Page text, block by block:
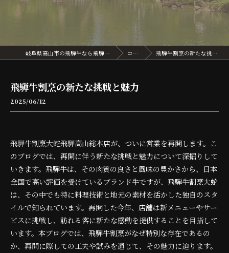
岐阜県高山市の飛騨牛なら飛騨牛割烹 大蛇 コラム 飛騨牛割烹の新たな挑戦と魅力
飛騨牛割烹の新たな挑戦と魅力
2025/06/12
飛騨牛割烹大蛇飛騨高山総本店が、ついに営業を再開します。こ
のブログでは、再開に伴う新たな挑戦と魅力について深掘りして
いきます。飛騨牛は、その肉質の良さと風味の豊かさから、日本
全国で高い評価を受けているブランド牛ですが、飛騨牛割烹大蛇
は、その中でも特に料理技術と地元の素材を活かした独自のスタ
イルで知られています。再開した今年、店舗は新メニューやサー
ビスに挑戦し、訪れる客に新たな感動を提供することを目指して
います。本ブログでは、飛騨牛割烹がなぜ特別な存在であるの
か、再開に際しての工夫や試みを通じて、その魅力に迫ります。